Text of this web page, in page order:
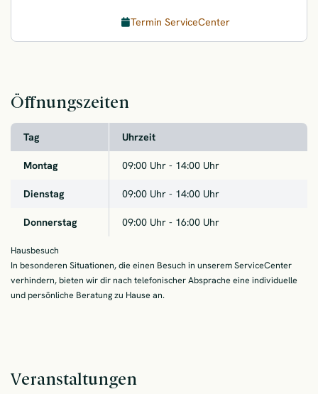
Termin ServiceCenter
Öffnungszeiten
Tag Uhrzeit
Montag 09:00Uhr - 14:00Uhr
Dienstag 09:00Uhr - 14:00Uhr
Donnerstag 09:00Uhr - 16:00Uhr
Hausbesuch
In besonderen Situationen, die einen Besuch in unserem ServiceCenter
verhindern, bieten wir dir nach telefonischer Absprache eine individuelle
und persönliche Beratung zu Hause an.
Veranstaltungen